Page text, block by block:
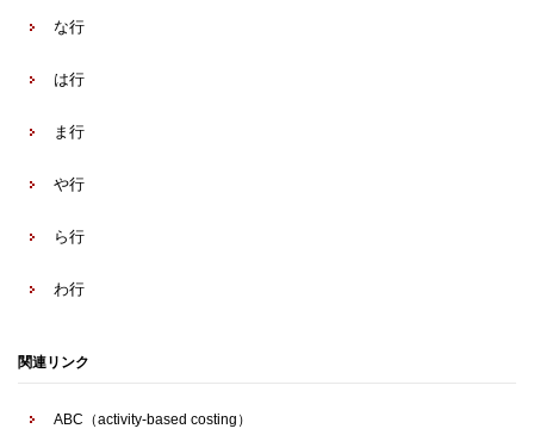
な行
は行
ま行
や行
ら行
わ行
関連リンク
ABC（activity-based costing）